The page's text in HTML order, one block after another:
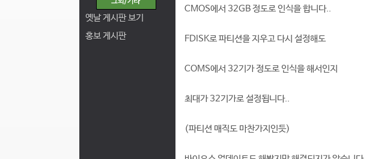
옛날 게시판 보기
홍보 게시판
CMOS에서 32GB 정도로 인식을 합니다..
FDISK로 파티션을 지우고 다시 설정해도
COMS에서 32기가 정도로 인식을 해서인지
최대가 32기가로 설정됩니다..
(파티션 매직도 마찬가지인듯)